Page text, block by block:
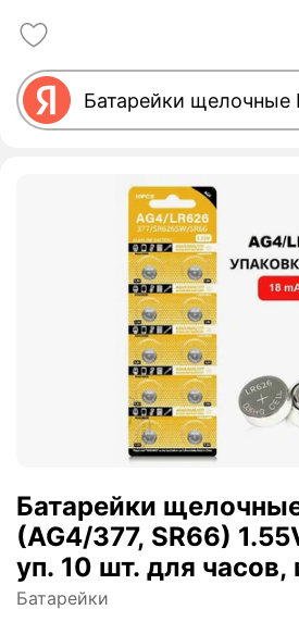
Батарейки
(AG4/377, SR66)
уп. 10 шт. для часов,
Батарейки